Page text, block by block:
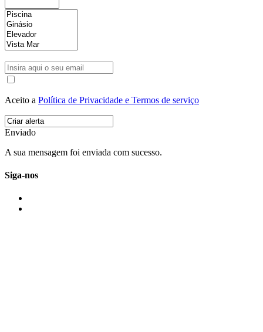
Aceito a Política de Privacidade e Termos de serviço
Enviado
A sua mensagem foi enviada com sucesso.
Siga-nos